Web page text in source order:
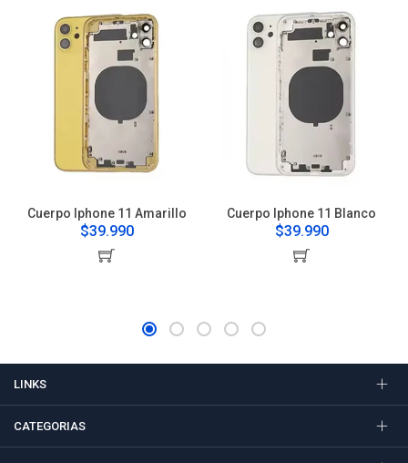
Cuerpo Iphone 11 Amarillo
$39.990
Cuerpo Iphone 11 Blanco
$39.990
LINKS
CATEGORIAS